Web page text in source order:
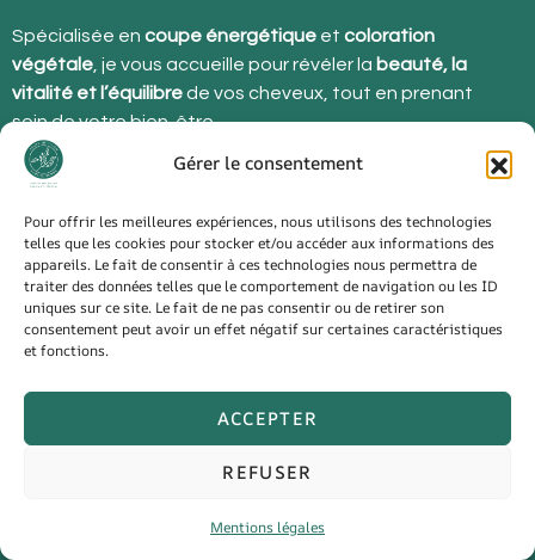
Gérer le consentement
Pour offrir les meilleures expériences, nous utilisons des technologies
telles que les cookies pour stocker et/ou accéder aux informations des
appareils. Le fait de consentir à ces technologies nous permettra de
traiter des données telles que le comportement de navigation ou les ID
uniques sur ce site. Le fait de ne pas consentir ou de retirer son
consentement peut avoir un effet négatif sur certaines caractéristiques
et fonctions.
ACCEPTER
REFUSER
Mentions légales
Spécialisée en coupe énergétique et coloration
végétale , je vous accueille pour révéler la beauté, la
vitalité et l’équilibrede vos cheveux, tout en prenant
soin de votre bien-être.
Contact
48 route de Guise,
02720 Homblières